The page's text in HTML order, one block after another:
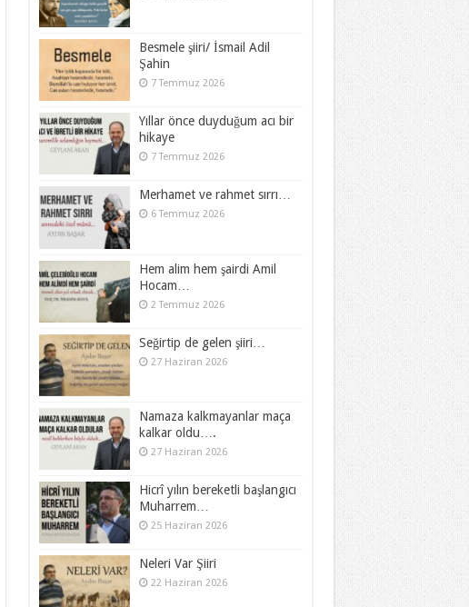
Besmele şiiri/ İsmail Adil
Şahin
7 Temmuz 2026
Yıllar önce duyduğum acı bir
hikaye
7 Temmuz 2026
Merhamet ve rahmet sırrı…
6 Temmuz 2026
Hem alim hem şairdi Amil
Hocam…
2 Temmuz 2026
Seğirtip de gelen şiiri…
27 Haziran 2026
Namaza kalkmayanlar maça
kalkar oldu….
27 Haziran 2026
Hicrî yılın bereketli başlangıcı
Muharrem…
25 Haziran 2026
Neleri Var Şiiri
22 Haziran 2026